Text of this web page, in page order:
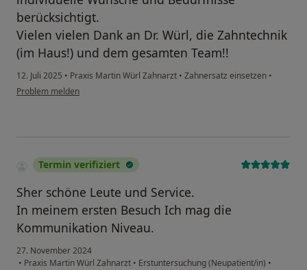
berücksichtigt.
Vielen vielen Dank an Dr. Würl, die Zahntechnik
(im Haus!) und dem gesamten Team!!
12. Juli 2025 • Praxis Martin Würl Zahnarzt • Zahnersatz einsetzen •
Problem melden
Termin verifiziert
Sher schöne Leute und Service.
In meinem ersten Besuch Ich mag die
Kommunikation Niveau.
27. November 2024
• Praxis Martin Würl Zahnarzt • Erstuntersuchung (Neupatient/in) •